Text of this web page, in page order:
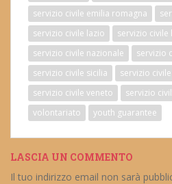
servizio civile emilia romagna
servizio civile lazio
servizio
servizio civile nazionale
servizio
servizio civile sicilia
servizio
servizio civile veneto
servizio
volontariato
youth guarantee
LASCIA UN COMMENTO
Il tuo indirizzo email non sarà